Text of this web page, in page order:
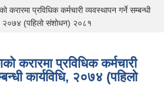
करारमा प्रविधिक कर्मचारी व्यवस्थापन गर्ने सम्बन्धी
२०७४ (पहिलो संशोधन) २०८१
करारमा प्रविधिक कर्मचारी
कार्यविधि, २०७४ (पहिलो